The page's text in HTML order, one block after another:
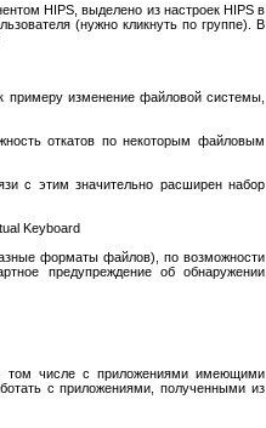
HIPS, выделено из настроек HIPS в
(нужно кликнуть по группе). В
примеру изменение файловой системы,
откатов по некоторым файловым
с этим значительно расширен набор
Keyboard
форматы файлов), по возможности
предупреждение об обнаружении
том числе с приложениями имеющими
с приложениями, полученными из